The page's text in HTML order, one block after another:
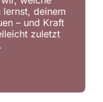
deinem
– und Kraft
zuletzt